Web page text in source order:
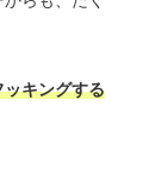
ッキングする